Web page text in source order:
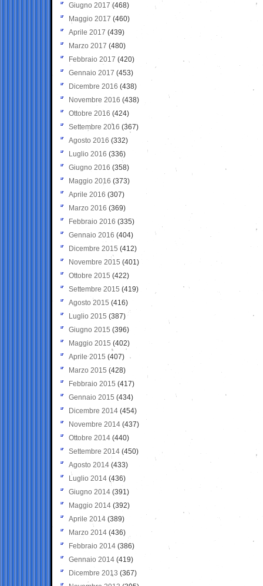
Giugno 2017 (468)
Maggio 2017 (460)
Aprile 2017 (439)
Marzo 2017 (480)
Febbraio 2017 (420)
Gennaio 2017 (453)
Dicembre 2016 (438)
Novembre 2016 (438)
Ottobre 2016 (424)
Settembre 2016 (367)
Agosto 2016 (332)
Luglio 2016 (336)
Giugno 2016 (358)
Maggio 2016 (373)
Aprile 2016 (307)
Marzo 2016 (369)
Febbraio 2016 (335)
Gennaio 2016 (404)
Dicembre 2015 (412)
Novembre 2015 (401)
Ottobre 2015 (422)
Settembre 2015 (419)
Agosto 2015 (416)
Luglio 2015 (387)
Giugno 2015 (396)
Maggio 2015 (402)
Aprile 2015 (407)
Marzo 2015 (428)
Febbraio 2015 (417)
Gennaio 2015 (434)
Dicembre 2014 (454)
Novembre 2014 (437)
Ottobre 2014 (440)
Settembre 2014 (450)
Agosto 2014 (433)
Luglio 2014 (436)
Giugno 2014 (391)
Maggio 2014 (392)
Aprile 2014 (389)
Marzo 2014 (436)
Febbraio 2014 (386)
Gennaio 2014 (419)
Dicembre 2013 (367)